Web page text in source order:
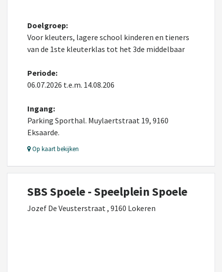
Doelgroep:
Voor kleuters, lagere school kinderen en tieners
van de 1ste kleuterklas tot het 3de middelbaar
Periode:
06.07.2026 t.e.m. 14.08.206
Ingang:
Parking Sporthal. Muylaertstraat 19, 9160
Eksaarde.
Op kaart bekijken
SBS Spoele - Speelplein Spoele
Jozef De Veusterstraat , 9160 Lokeren